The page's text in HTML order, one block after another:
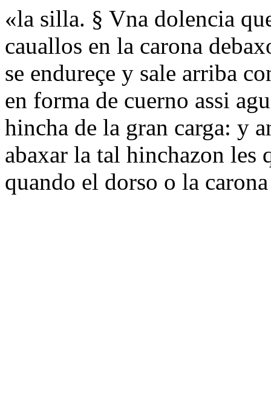
«la silla. § Vna dolencia
cauallos en la carona
se endureçe y sale arriba
en forma de cuerno assi
hincha de la gran carga: y
abaxar la tal hinchazon les
quando el dorso o la